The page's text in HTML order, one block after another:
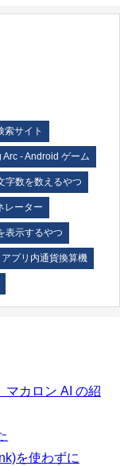
索サイト
Arc - Android ゲーム
字数を数えるやつ
レーター
表示するやつ
アプリ内通貨換算機
マカロン AI の紹
を使わずに